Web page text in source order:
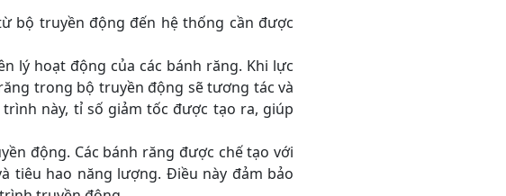
bộ truyền động đến hệ thống cần được
lý hoạt động của các bánh răng. Khi lực
trong bộ truyền động sẽ tương tác và
này, tỉ số giảm tốc được tạo ra, giúp
động. Các bánh răng được chế tạo với
tiêu hao năng lượng. Điều này đảm bảo